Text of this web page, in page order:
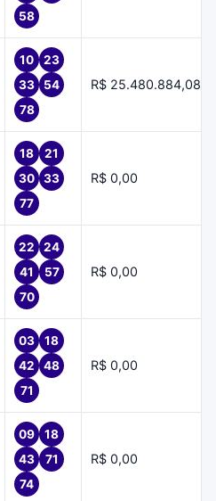
58
10
23
33
54
78
R$ 25.480.884,08
18
21
30
33
77
R$ 0,00
22
24
41
57
70
R$ 0,00
03
18
42
48
71
R$ 0,00
09
18
43
71
74
R$ 0,00